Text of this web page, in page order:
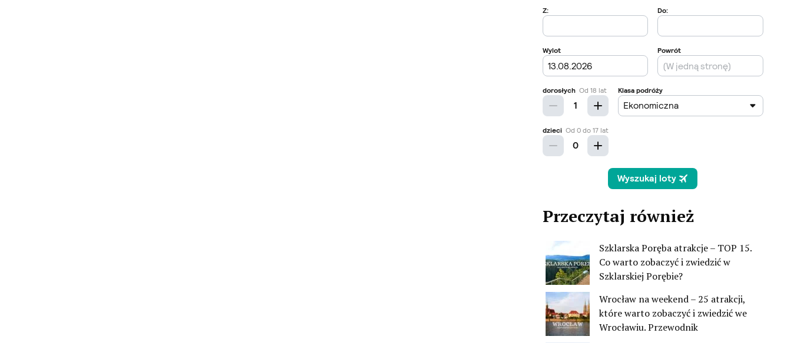
Przeczytaj również
Szklarska Poręba atrakcje – TOP 15.
Co warto zobaczyć i zwiedzić w
Szklarskiej Porębie?
Wrocław na weekend – 25 atrakcji,
które warto zobaczyć i zwiedzić we
Wrocławiu. Przewodnik